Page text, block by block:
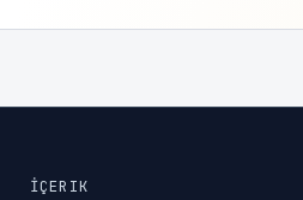
İÇERIK